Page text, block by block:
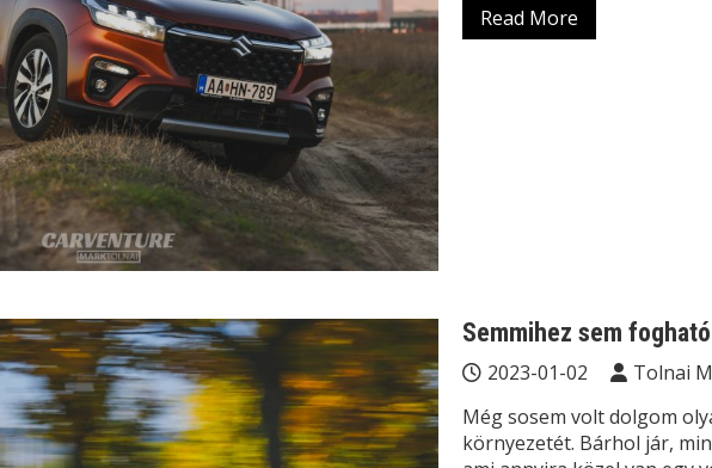
Read More
Semmihez sem
2023-01-02 Tolnai
Még sosem volt dolgom
környezetét. Bárhol jár,